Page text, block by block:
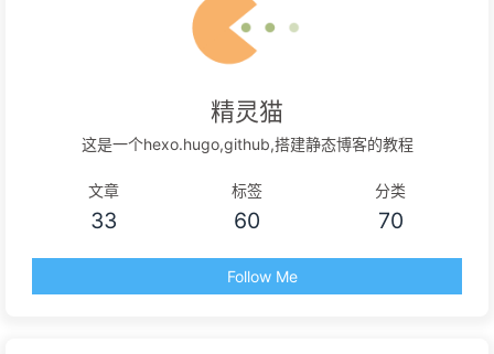
精灵猫
这是一个hexo.hugo,github,搭建静态博客的教程
文章
33
标签
60
分类
70
Follow Me